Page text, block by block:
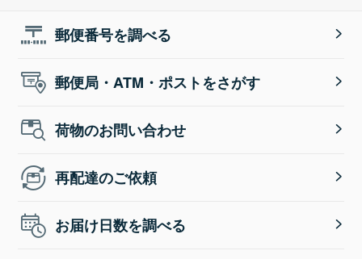
郵便番号を調べる
郵便局・ATM・ポストをさがす
荷物のお問い合わせ
再配達のご依頼
お届け日数を調べる